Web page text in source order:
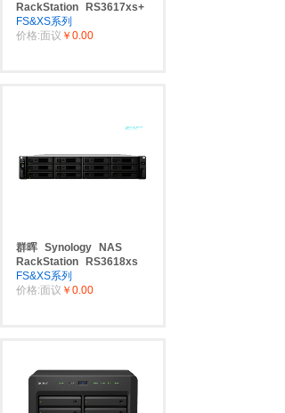
RackStation
RS3617xs+
FS&XS系列
价格:面议 ￥0.00
群晖 Synology
NAS
RackStation
RS3618xs
FS&XS系列
价格:面议 ￥0.00